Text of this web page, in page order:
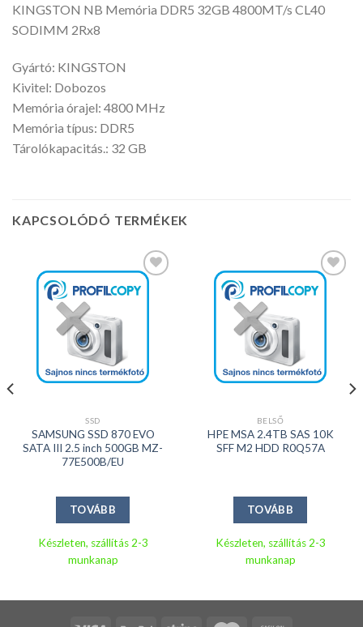
KINGSTON NB Memória DDR5 32GB 4800MT/s CL40
SODIMM 2Rx8
Gyártó: KINGSTON
Kivitel: Dobozos
Memória órajel: 4800 MHz
Memória típus: DDR5
Tárolókapacitás.: 32 GB
KAPCSOLÓDÓ TERMÉKEK
Kedvencekhez
SSD
SAMSUNG SSD 870 EVO
SATA III 2.5 inch 500GB MZ-
77E500B/EU
TOVÁBB
Készleten, szállítás 2-3
munkanap
Kedvencekhez
BELSŐ
HPE MSA 2.4TB SAS 10K
SFF M2 HDD R0Q57A
TOVÁBB
Készleten, szállítás 2-3
munkanap